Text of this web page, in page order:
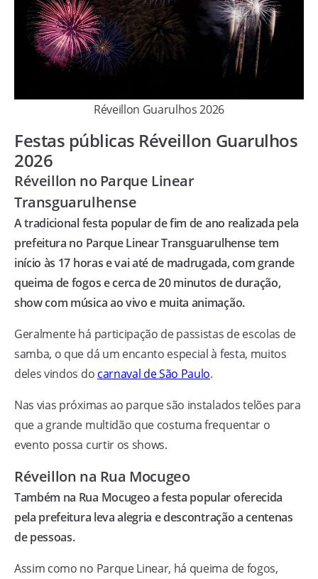
Réveillon Guarulhos 2026
Festas públicas Réveillon Guarulhos
2026
Réveillon no Parque Linear
Transguarulhense
A tradicional festa popular de fim de ano realizada pela
prefeitura no Parque Linear Transguarulhense tem
início às 17 horas e vai até de madrugada, com grande
queima de fogos e cerca de 20 minutos de duração,
show com música ao vivo e muita animação.
Geralmente há participação de passistas de escolas de
samba, o que dá um encanto especial à festa, muitos
deles vindos do carnaval de São Paulo.
Nas vias próximas ao parque são instalados telões para
que a grande multidão que costuma frequentar o
evento possa curtir os shows.
Réveillon na Rua Mocugeo
Também na Rua Mocugeo a festa popular oferecida
pela prefeitura leva alegria e descontração a centenas
de pessoas.
Assim como no Parque Linear, há queima de fogos,